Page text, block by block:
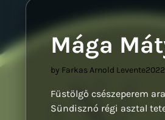
Mága
by Farkas Arnold Levente
Füstölgő csészeperem
Sündisznó régi asztal